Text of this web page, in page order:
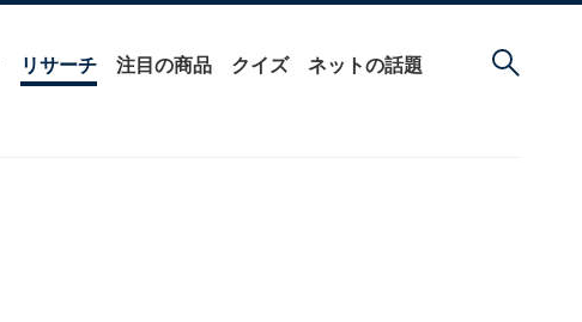
リサーチ 注目の商品 クイズ ネットの話題